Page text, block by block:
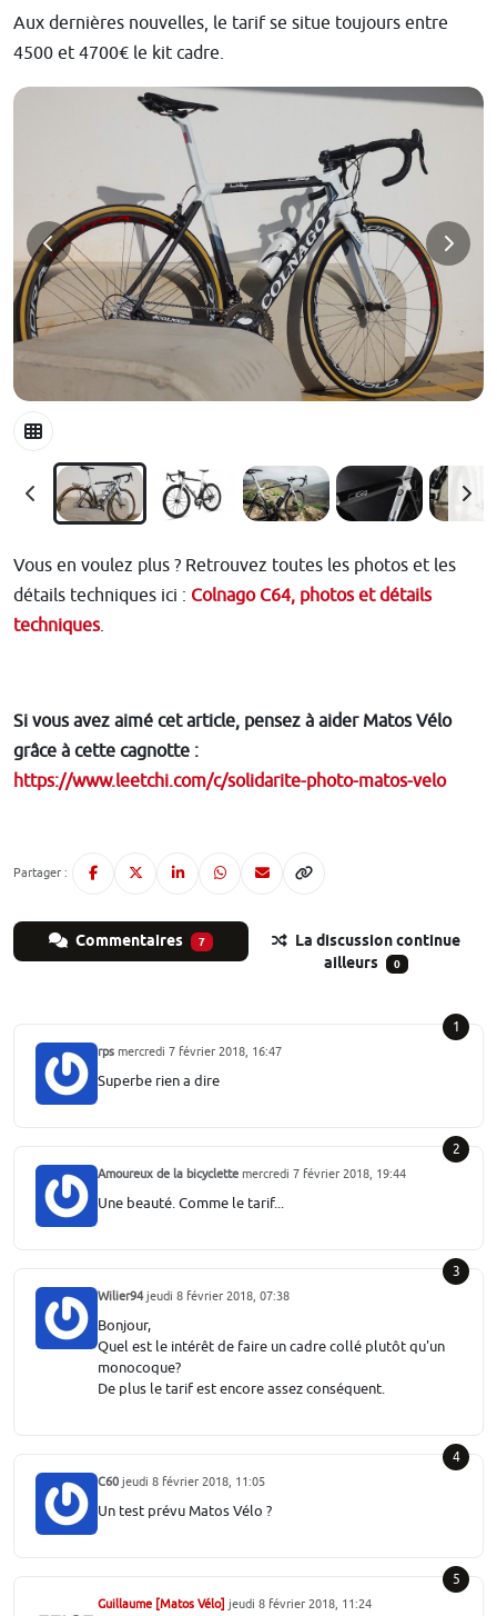
Aux dernières nouvelles, le tarif se situe toujours entre
4500 et 4700€ le kit cadre.
Vous en voulez plus ? Retrouvez toutes les photos et les
détails techniques ici : Colnago C64, photos et détails
techniques.
Si vous avez aimé cet article, pensez à aider Matos Vélo
grâce à cette cagnotte :
https://www.leetchi.com/c/solidarite-photo-matos-velo
Partager :
Commentaires 7
La discussion continue
ailleurs
0
1
rps mercredi 7 février 2018, 16:47
Superbe rien a dire
2
Amoureux de la bicyclette mercredi 7 février 2018, 19:44
Une beauté. Comme le tarif...
3
Wilier94jeudi 8 février 2018, 07:38
Bonjour,
Quel est le intérêt de faire un cadre collé plutôt qu'un
monocoque?
De plus le tarif est encore assez conséquent.
4
C60 jeudi 8 février 2018, 11:05
Un test prévu Matos Vélo ?
5
Guillaume [Matos Vélo] jeudi 8 février 2018, 11:24